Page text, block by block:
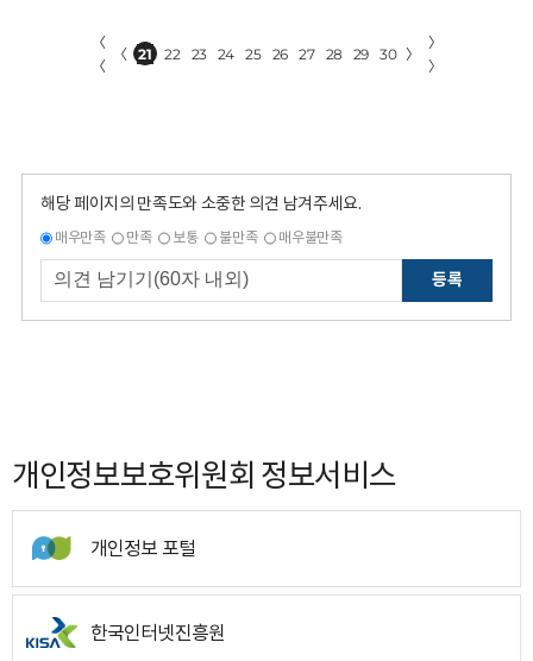
〈
〈
〈 21 22 23 24 25 26 27 28 29 30 〉
〉
〉
해당 페이지의 만족도와 소중한 의견 남겨주세요.
매우만족 만족 보통 불만족 매우불만족
등록
개인정보보호위원회 정보서비스
개인정보 포털
한국인터넷진흥원